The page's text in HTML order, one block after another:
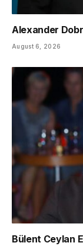
Alexander
August 6, 2026
Bülent Ceylan